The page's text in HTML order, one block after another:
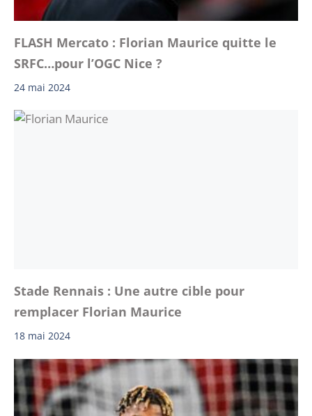
FLASH Mercato : Florian Maurice quitte le
SRFC…pour l’OGC Nice ?
24 mai 2024
Stade Rennais : Une autre cible pour
remplacer Florian Maurice
18 mai 2024